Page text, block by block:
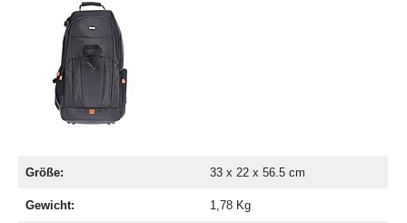
Größe: 33 x 22 x 56.5 cm
Gewicht: 1,78 Kg